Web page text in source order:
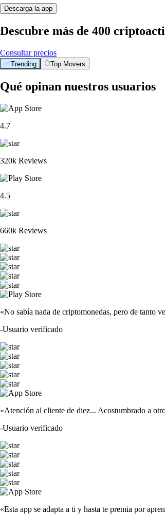
Descarga la app
Descubre más de 400
Consultar precios
Trending Top Movers
Qué opinan nuestros usuarios
4.7
320k Reviews
4.5
660k Reviews
«No sabía nada de criptomonedas, pero de tanto
-Usuario verificado
«Atención al cliente de diez... Acostumbrado a
-Usuario verificado
«Esta app se adapta a ti y hasta te premia por